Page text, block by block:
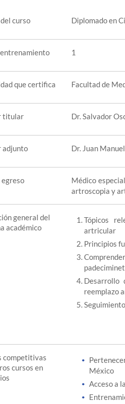
curso Diplomado en
1
que certifica Facultad de
titular Dr. Salvador
adjunto Dr. Juan
Médico
artroscopia y
general del
académico
Tópicos
artricular
Principios
Desarrollo
reemplazo
competitivas
cursos en
México
Acceso a